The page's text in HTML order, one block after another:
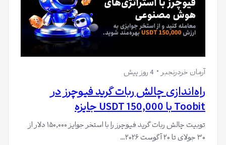
آرمان خردرنجبر 4 روز پیش
راه‌اندازی چالش ربات گرید فیوچرز در
Toobit با 150,000 USDT جایزه
توبیت چالش ربات گرید فیوچرز را با استخر جوایز ۱۵۰,۰۰۰ دلار از
۳۰ جولای تا ۲۰ آگوست ۲۰۲۶…